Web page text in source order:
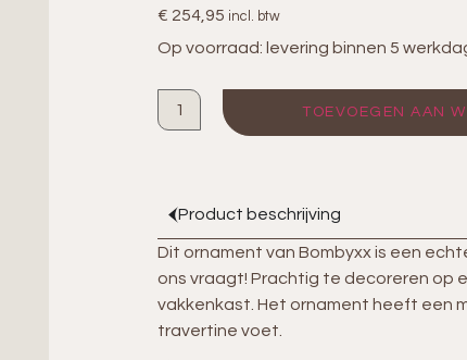
€ 254,95 incl. btw
Op voorraad: levering binnen 5
TOEVOEGEN AAN
Product beschrijving
Dit ornament van Bombyxx is een
ons vraagt! Prachtig te decoreren op
vakkenkast. Het ornament heeft een
travertine voet.